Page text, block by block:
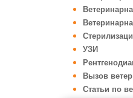
УЗИ
Вызов
Статьи по